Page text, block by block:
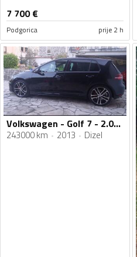
7 700€
Podgorica prije 2 h
Volkswagen - Golf 7 - 2.0-GTD 11/2013
243000 km 2013 Dizel